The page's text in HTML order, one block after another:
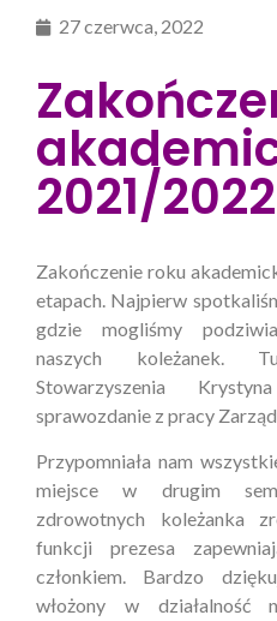
27 czerwca, 2022
2021/2022
Zakończenie roku
etapach. Najpierw
gdzie mogliśmy
naszych koleżanek.
Stowarzyszenia
sprawozdanie z pracy
Przypomniała nam
miejsce w drugim
zdrowotnych koleżanka
funkcji prezesa
członkiem. Bardzo
włożony w działalność